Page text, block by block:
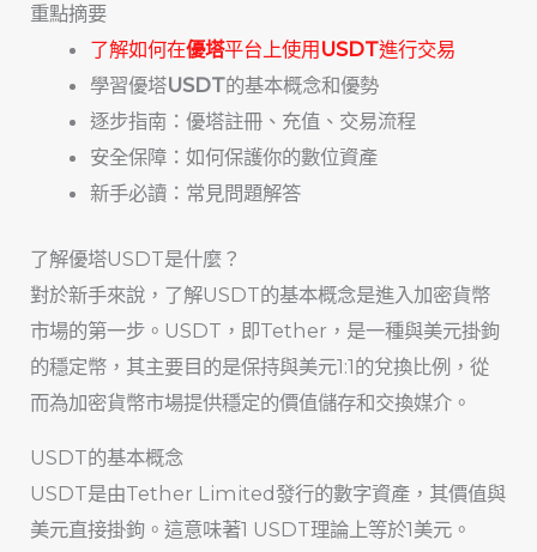
重點摘要
了解如何在優塔平台上使用 USDT進行交易
學習優塔USDT的基本概念和優勢
逐步指南：優塔註冊、充值、交易流程
安全保障：如何保護你的數位資產
新手必讀：常見問題解答
了解優塔USDT是什麼？
對於新手來說，了解USDT的基本概念是進入加密貨幣
市場的第一步。USDT，即Tether，是一種與美元掛鉤
的穩定幣，其主要目的是保持與美元1:1的兌換比例，從
而為加密貨幣市場提供穩定的價值儲存和交換媒介。
USDT的基本概念
USDT是由Tether Limited發行的數字資產，其價值與
美元直接掛鉤。這意味著1 USDT理論上等於1美元。